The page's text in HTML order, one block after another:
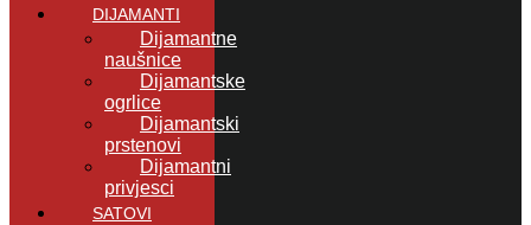
DIJAMANTI
Dijamantne
naušnice
Dijamantske
ogrlice
Dijamantski
prstenovi
Dijamantni
privjesci
SATOVI